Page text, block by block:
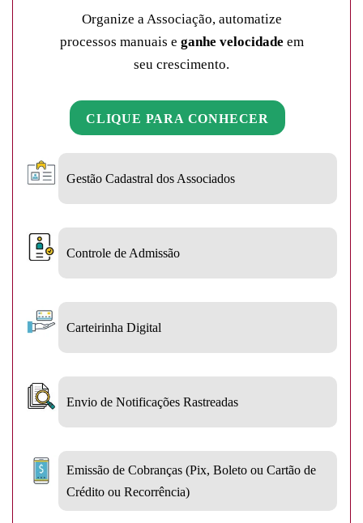
Organize a Associação, automatize
processos manuais e ganhe velocidade em
seu crescimento.
CLIQUE PARA CONHECER
Gestão Cadastral dos Associados
Controle de Admissão
Carteirinha Digital
Envio de Notificações Rastreadas
Emissão de Cobranças (Pix, Boleto ou Cartão de
Crédito ou Recorrência)